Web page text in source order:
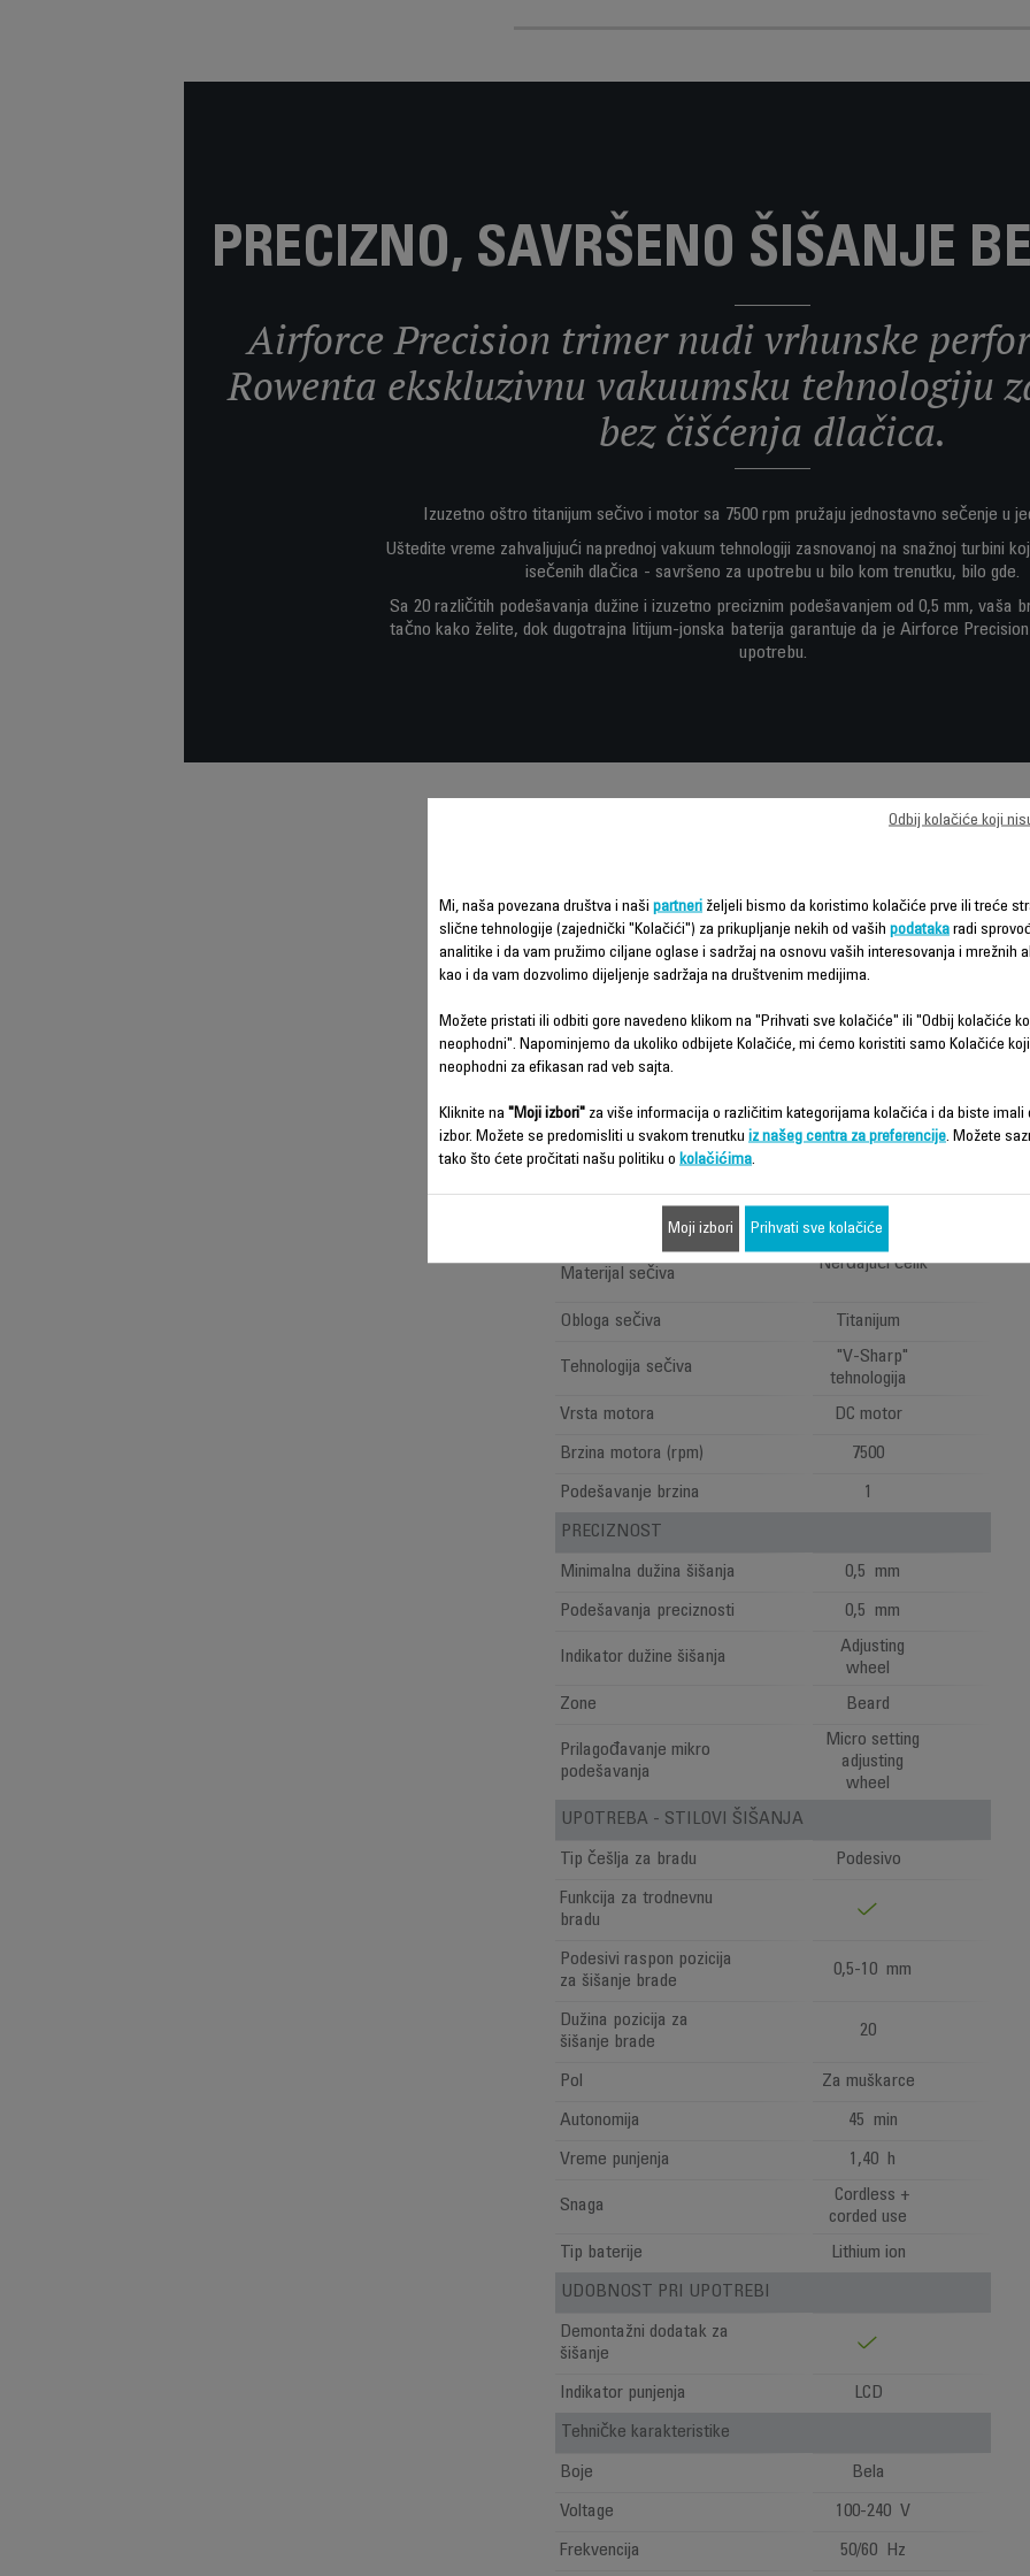
PRECIZNO, SAVRŠENO ŠIŠANJE
Airforce Precision trimer nudi vrhunske
Rowenta ekskluzivnu vakuumsku tehnologiju
bez čišćenja dlačica.
Izuzetno oštro titanijum sečivo i motor sa 7500 rpm pružaju jednostavno sečenje u
Uštedite vreme zahvaljujući naprednoj vakuum tehnologiji zasnovanoj na snažnoj turbini
isečenih dlačica - savršeno za upotrebu u bilo kom trenutku, bilo gde.
Sa 20 različitih podešavanja dužine i izuzetno preciznim podešavanjem od 0,5 mm, vaša
tačno kako želite, dok dugotrajna litijum-jonska baterija garantuje da je Airforce
upotrebu.
Funkcije – poređenje
AIR FORCE
PERFORMANSE ŠIŠANJA
Materijal sečiva
Nerđajući čelik
Obloga sečiva Titanijum
Tehnologija sečiva
"V-Sharp"
tehnologija
Vrsta motora
DC motor
Brzina motora (rpm) 7500
Podešavanje brzina 1
PRECIZNOST
Minimalna dužina šišanja 0,5 mm
Podešavanja preciznosti 0,5 mm
Indikator dužine šišanja
Adjusting
wheel
Zone
Beard
Prilagođavanje mikro
podešavanja
Micro setting
adjusting
wheel
UPOTREBA - STILOVI ŠIŠANJA
Tip češlja za bradu Podesivo
Funkcija za trodnevnu
bradu
Podesivi raspon pozicija
za šišanje brade
0,5-10 mm
Dužina pozicija za
šišanje brade
20
Pol Za muškarce
Autonomija 45 min
Vreme punjenja 1,40 h
Snaga
Cordless +
corded use
Tip baterije
Lithium ion
UDOBNOST PRI UPOTREBI
Demontažni dodatak za
šišanje
Indikator punjenja LCD
Tehničke karakteristike
Boje Bela
Voltage 100-240 V
Frekvencija 50/60 Hz
Mi, naša povezana društva i naši partneri željeli bismo da koristimo kolačiće prve ili treće
slične tehnologije (zajednički "Kolačići") za prikupljanje nekih od vaših podataka radi
analitike i da vam pružimo ciljane oglase i sadržaj na osnovu vaših interesovanja i mrežnih
kao i da vam dozvolimo dijeljenje sadržaja na društvenim medijima.
Možete pristati ili odbiti gore navedeno klikom na "Prihvati sve kolačiće" ili "Odbij kolačiće
neophodni". Napominjemo da ukoliko odbijete Kolačiće, mi ćemo koristiti samo Kolačiće
neophodni za efikasan rad veb sajta.
Kliknite na "Moji izbori" za više informacija o različitim kategorijama kolačića i da biste imali
izbor. Možete se predomisliti u svakom trenutku iz našeg centra za preferencije. Možete
tako što ćete pročitati našu politiku o kolačićima.
Odbij kolačiće koji
Moji izbori Prihvati sve kolačiće